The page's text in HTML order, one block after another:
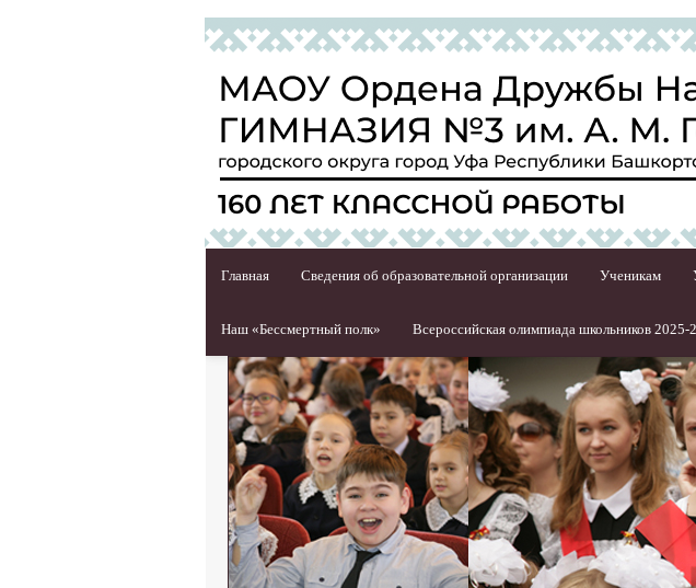
Главная Сведения об образовательной организации Ученикам
Наш «Бессмертный полк» Всероссийская олимпиада школьников 2025-